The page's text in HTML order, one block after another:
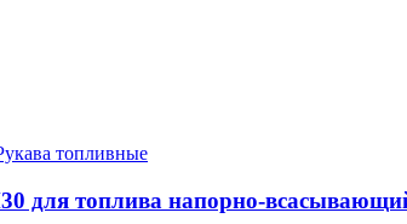
топливные
для топлива напорно-